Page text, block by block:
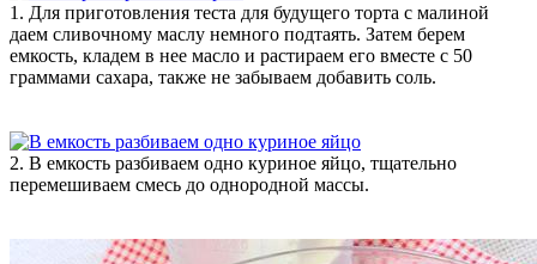
1. Для приготовления теста для будущего торта с малиной
даем сливочному маслу немного подтаять. Затем берем
емкость, кладем в нее масло и растираем его вместе с 50
граммами сахара, также не забываем добавить соль.
2. В емкость разбиваем одно куриное яйцо, тщательно
перемешиваем смесь до однородной массы.